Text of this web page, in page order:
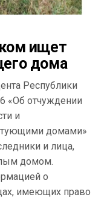
ищет
дома
Республики
«Об отчуждении
и
домами»
и лица,
домом.
о
имеющих право